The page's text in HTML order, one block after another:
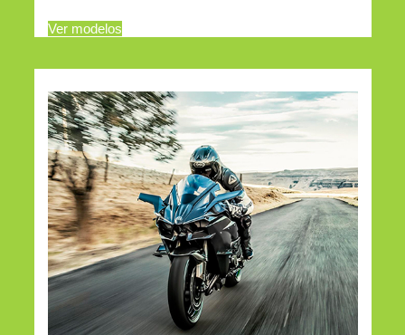
Ver modelos